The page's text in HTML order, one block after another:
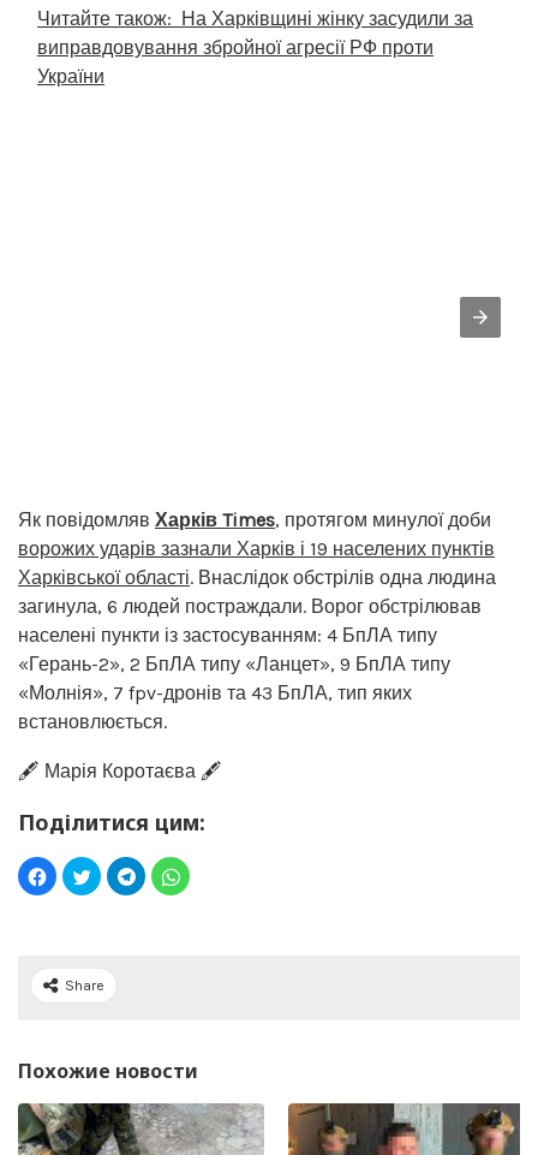
Читайте також: На Харківщині жінку засудили за
виправдовування збройної агресії РФ проти
України
Як повідомляв Харків Times, протягом минулої доби
ворожих ударів зазнали Харків і 19 населених пунктів
Харківської області. Внаслідок обстрілів одна людина
загинула, 6 людей постраждали. Ворог обстрілював
населені пункти із застосуванням: 4 БпЛА типу
«Герань-2», 2 БпЛА типу «Ланцет», 9 БпЛА типу
«Молнія», 7 fpv-дронів та 43 БпЛА, тип яких
встановлюється.
🖋️ Марія Коротаєва 🖋️
Поділитися цим:
Share
Похожие новости